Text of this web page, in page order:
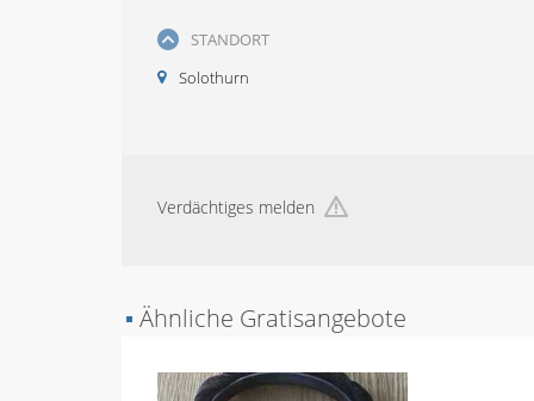
STANDORT
Solothurn
Verdächtiges melden
▪ Ähnliche Gratisangebote